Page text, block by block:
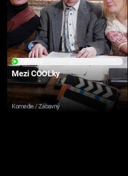
Mezi COOLky
Komedie / Zábavný